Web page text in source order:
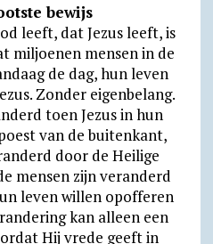
bewijs
leeft, dat Jezus leeft, is
miljoenen mensen in de
de dag, hun leven
Zonder eigenbelang.
toen Jezus in hun
van de buitenkant,
door de Heilige
mensen zijn veranderd
leven willen opofferen
kan alleen een
Hij vrede geeft in